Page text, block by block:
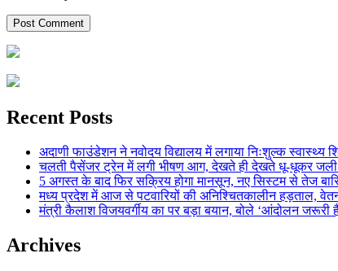
Recent Posts
अदाणी फाउंडेशन ने नवोदय विद्यालय में लगाया निःशुल्क स्वास्थ्य
चलती पैसेंजर ट्रेन में लगी भीषण आग, देखते ही देखते धू-धूकर जली
5 अगस्त के बाद फिर सक्रिय होगा मानसून, नए सिस्टम से तेज
मध्य प्रदेश में आज से पटवारियों की अनिश्चितकालीन हड़ताल,
मंत्री कैलाश विजयवर्गीय का पर बड़ा बयान, बोले ‘आंदोलन जरूरी
Archives